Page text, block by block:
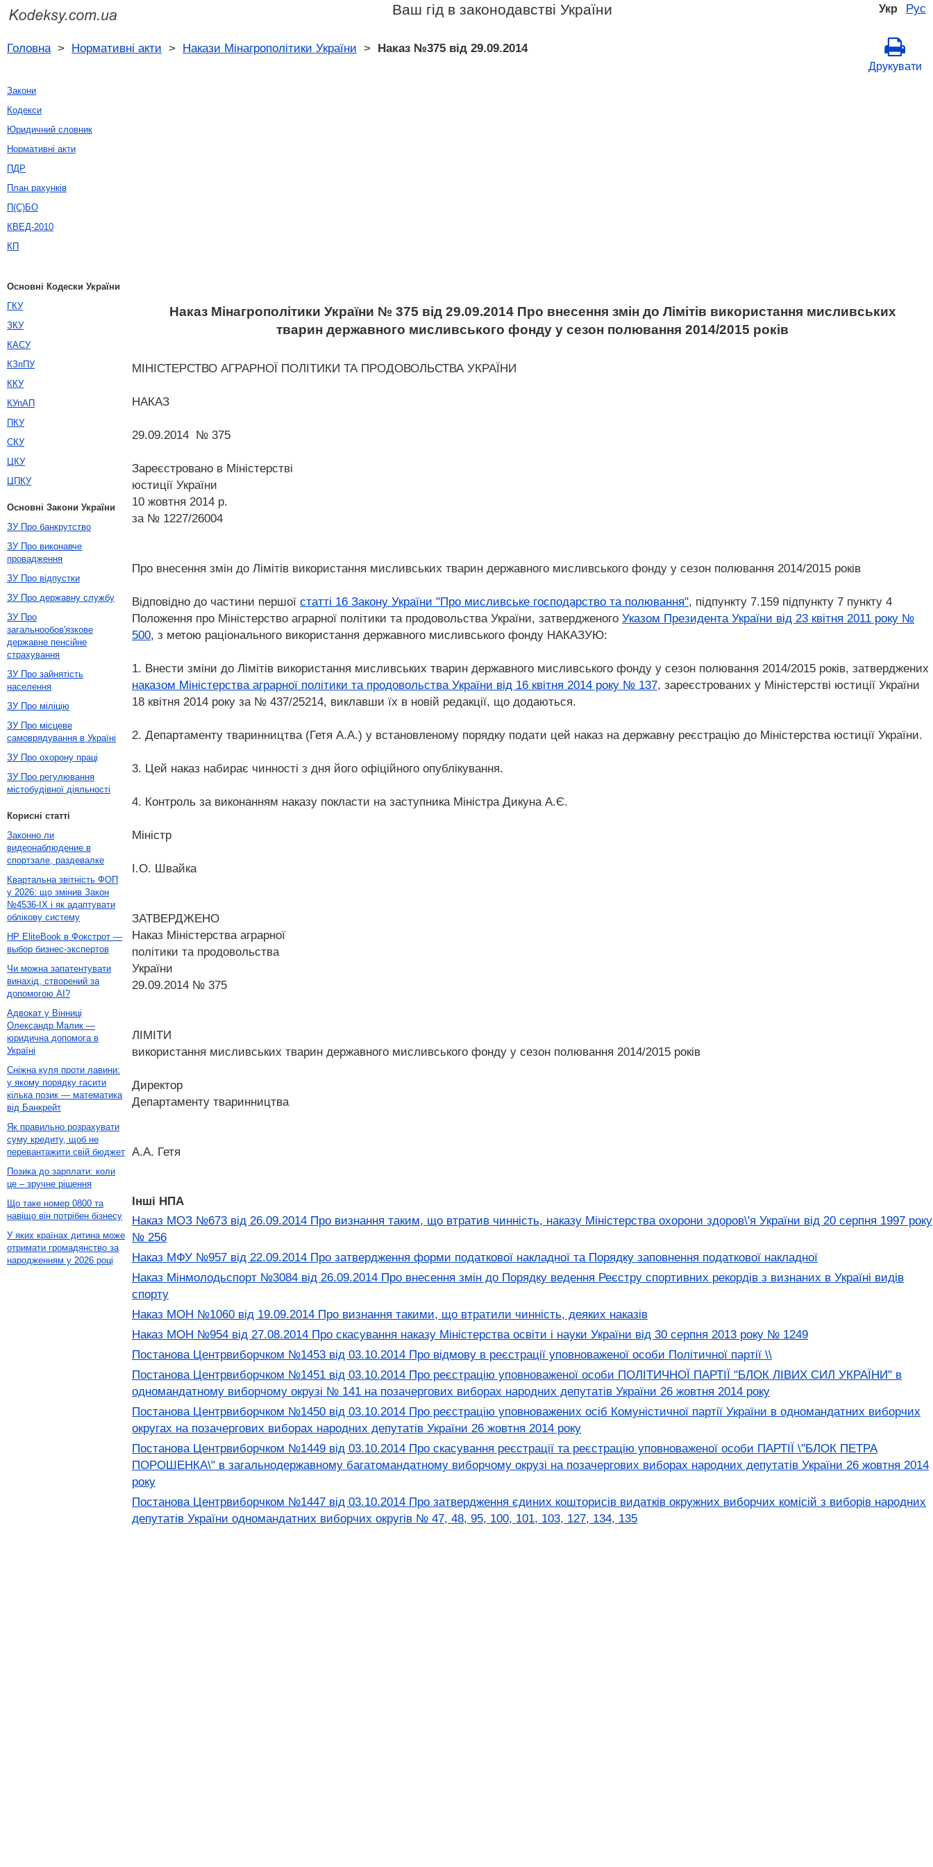
Укр Рус
Ваш гід в законодавстві України
Головна> Нормативні акти > Накази Мінагрополітики України > Наказ №375 від 29.09.2014
Друкувати
Наказ Мінагрополітики України № 375 від 29.09.2014 Про внесення змін до Лімітів використання мисливських
тварин державного мисливського фонду у сезон полювання 2014/2015 років
МІНІСТЕРСТВО АГРАРНОЇ ПОЛІТИКИ ТА ПРОДОВОЛЬСТВА УКРАЇНИ
НАКАЗ
29.09.2014 № 375
Зареєстровано в Міністерстві
юстиції України
10 жовтня 2014 р.
за № 1227/26004
Про внесення змін до Лімітів використання мисливських тварин державного мисливського фонду у сезон полювання 2014/2015 років
Відповідно до частини першої статті 16 Закону України "Про мисливське господарство та полювання", підпункту 7.159 підпункту 7 пункту 4
Положення про Міністерство аграрної політики та продовольства України, затвердженого Указом Президента України від 23 квітня 2011 року №
500, з метою раціонального використання державного мисливського фонду НАКАЗУЮ:
1. Внести зміни до Лімітів використання мисливських тварин державного мисливського фонду у сезон полювання 2014/2015 років, затверджених
наказом Міністерства аграрної політики та продовольства України від 16 квітня 2014 року № 137, зареєстрованих у Міністерстві юстиції України
18 квітня 2014 року за № 437/25214, виклавши їх в новій редакції, що додаються.
2. Департаменту тваринництва (Гетя А.А.) у встановленому порядку подати цей наказ на державну реєстрацію до Міністерства юстиції України.
3. Цей наказ набирає чинності з дня його офіційного опублікування.
4. Контроль за виконанням наказу покласти на заступника Міністра Дикуна А.Є.
Міністр
І.О. Швайка
ЗАТВЕРДЖЕНО
Наказ Міністерства аграрної
політики та продовольства
України
29.09.2014 № 375
ЛІМІТИ
використання мисливських тварин державного мисливського фонду у сезон полювання 2014/2015 років
Директор
Департаменту тваринництва
А.А. Гетя
Інші НПА
Наказ МОЗ №673 від 26.09.2014 Про визнання таким, що втратив чинність, наказу Міністерства охорони здоров\'я України від 20 серпня 1997 року
№ 256
Наказ МФУ №957 від 22.09.2014 Про затвердження форми податкової накладної та Порядку заповнення податкової накладної
Наказ Мінмолодьспорт №3084 від 26.09.2014 Про внесення змін до Порядку ведення Реєстру спортивних рекордів з визнаних в Україні видів
спорту
Наказ МОН №1060 від 19.09.2014 Про визнання такими, що втратили чинність, деяких наказів
Наказ МОН №954 від 27.08.2014 Про скасування наказу Міністерства освіти і науки України від 30 серпня 2013 року № 1249
Постанова Центрвиборчком №1453 від 03.10.2014 Про відмову в реєстрації уповноваженої особи Політичної партії \\
Постанова Центрвиборчком №1451 від 03.10.2014 Про реєстрацію уповноваженої особи ПОЛІТИЧНОЇ ПАРТІЇ "БЛОК ЛІВИХ СИЛ УКРАЇНИ" в
одномандатному виборчому окрузі № 141 на позачергових виборах народних депутатів України 26 жовтня 2014 року
Постанова Центрвиборчком №1450 від 03.10.2014 Про реєстрацію уповноважених осіб Комуністичної партії України в одномандатних виборчих
округах на позачергових виборах народних депутатів України 26 жовтня 2014 року
Постанова Центрвиборчком №1449 від 03.10.2014 Про скасування реєстрації та реєстрацію уповноваженої особи ПАРТІЇ \"БЛОК ПЕТРА
ПОРОШЕНКА\" в загальнодержавному багатомандатному виборчому окрузі на позачергових виборах народних депутатів України 26 жовтня 2014
року
Постанова Центрвиборчком №1447 від 03.10.2014 Про затвердження єдиних кошторисів видатків окружних виборчих комісій з виборів народних
депутатів України одномандатних виборчих округів № 47, 48, 95, 100, 101, 103, 127, 134, 135
Закони
Кодекси
Юридичний словник
Нормативні акти
ПДР
План рахунків
П(С)БО
КВЕД-2010
КП
Основні Кодески України
ГКУ
ЗКУ
КАСУ
КЗпПУ
ККУ
КУпАП
ПКУ
СКУ
ЦКУ
ЦПКУ
Основні Закони України
ЗУ Про банкрутство
ЗУ Про виконавче
провадження
ЗУ Про відпустки
ЗУ Про державну службу
ЗУ Про
загальнообов'язкове
державне пенсійне
страхування
ЗУ Про зайнятість
населення
ЗУ Про міліцію
ЗУ Про місцеве
самоврядування в Україні
ЗУ Про охорону праці
ЗУ Про регулювання
містобудівної діяльності
Корисні статті
Законно ли
видеонаблюдение в
спортзале, раздевалке
Квартальна звітність ФОП
у 2026: що змінив Закон
№4536-IX і як адаптувати
облікову систему
HP EliteBook в Фокстрот —
выбор бизнес-экспертов
Чи можна запатентувати
винахід, створений за
допомогою AI?
Адвокат у Вінниці
Олександр Малик —
юридична допомога в
Україні
Сніжна куля проти лавини:
у якому порядку гасити
кілька позик — математика
від Банкрейт
Як правильно розрахувати
суму кредиту, щоб не
перевантажити свій бюджет
Позика до зарплати: коли
це – зручне рішення
Що таке номер 0800 та
навіщо він потрібен бізнесу
У яких країнах дитина може
отримати громадянство за
народженням у 2026 році